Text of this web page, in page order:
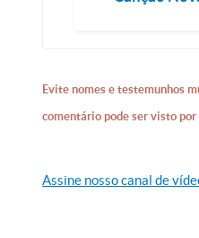
Evite nomes e testemunhos
comentário pode ser visto por
Assine nosso canal de